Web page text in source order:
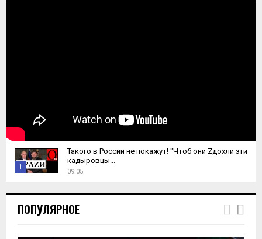
1
h
u
Такого в России не покажут! "Чтоб они Zдохли эти
кадыровцы...
09:05
ПОПУЛЯРНОЕ